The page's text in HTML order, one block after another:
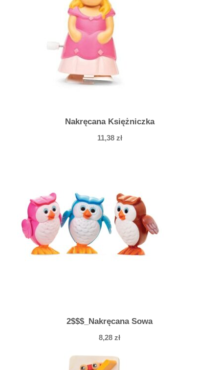
Nakręcana Księżniczka
11,38 zł
2$$$_Nakręcana Sowa
8,28 zł